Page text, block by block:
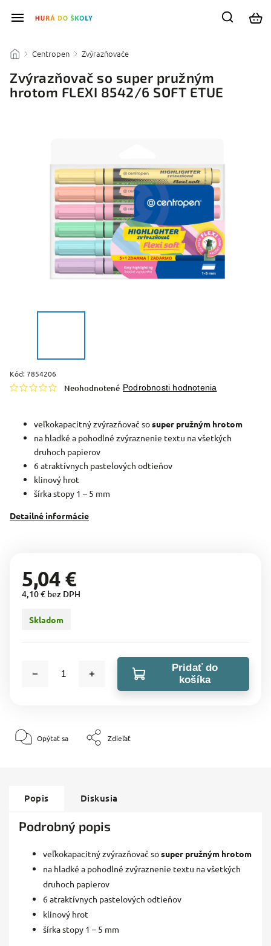
/ Centropen / Zvýrazňovače
Zvýrazňovač so super pružným
hrotom FLEXI 8542/6 SOFT ETUE
Kód:7854206
Neohodnotené Podrobnosti hodnotenia
veľkokapacitný zvýrazňovač sosuper pružným hrotom
na hladké a pohodlné zvýraznenie textu na všetkých
druhoch papierov
6 atraktívnych pastelových odtieňov
klinový hrot
šírka stopy 1 – 5 mm
Detailné informácie
5,04 €
4,10 € bez DPH
Skladom
Pridať do
košíka
Opýtať sa Zdieľať
Popis Diskusia
Podrobný popis
veľkokapacitný zvýrazňovač sosuper pružným hrotom
na hladké a pohodlné zvýraznenie textu na všetkých
druhoch papierov
6 atraktívnych pastelových odtieňov
klinový hrot
šírka stopy 1 – 5 mm